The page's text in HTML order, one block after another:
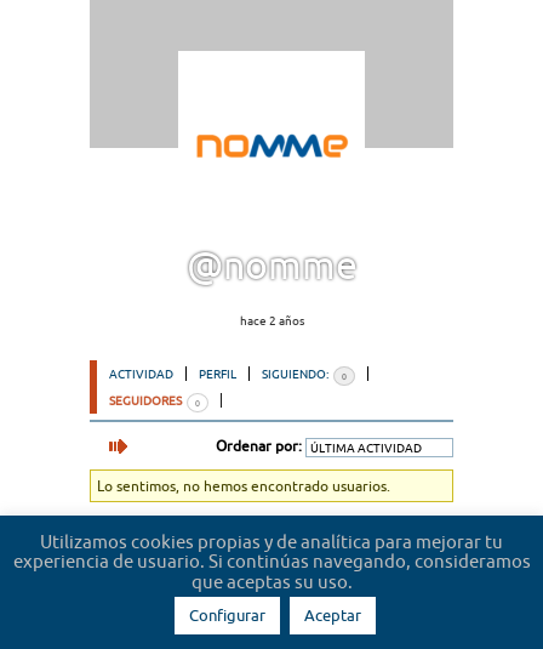
@nomme
hace 2 años
ACTIVIDAD PERFIL SIGUIENDO: 0
SEGUIDORES 0
Ordenar por:
Lo sentimos, no hemos encontrado usuarios.
Utilizamos cookies propias y de analítica para mejorar tu
experiencia de usuario. Si continúas navegando, consideramos
que aceptas su uso.
Configurar Aceptar